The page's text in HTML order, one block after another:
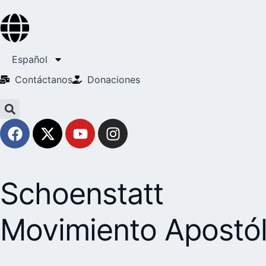
Español
Contáctanos
Donaciones
Schoenstatt
Movimiento